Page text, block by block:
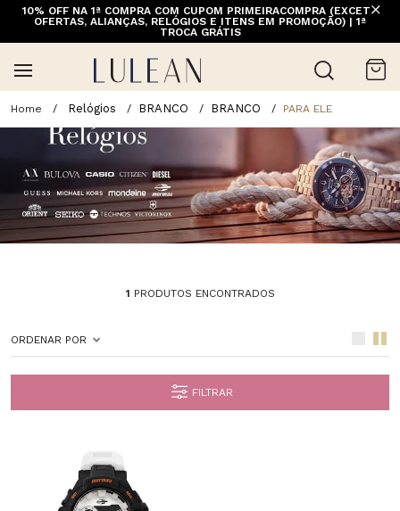
10% OFF NA 1ª COMPRA COM CUPOM PRIMEIRACOMPRA (EXCETO
OFERTAS, ALIANÇAS, RELÓGIOS E ITENS EM PROMOÇÃO) | 1ª
TROCA GRÁTIS
FRETE GRÁTIS ACIMA DE 399 PARA REGIÕES SELECIONADAS
(EXCETO LINHA HOME)
Relógios BRANCO BRANCO PARA ELE
1 PRODUTOS ENCONTRADOS
ORDENAR POR
FILTRAR